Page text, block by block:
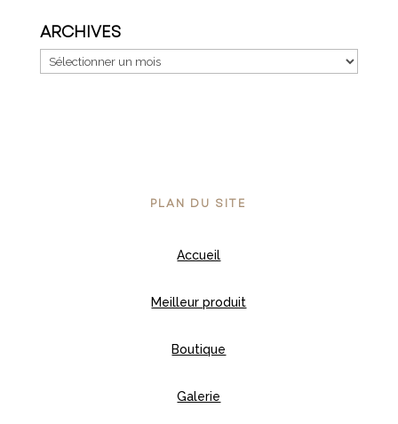
ARCHIVES
Archives
PLAN DU SITE
Accueil
Meilleur produit
Boutique
Galerie